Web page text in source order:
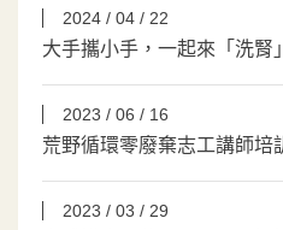
2024 / 04 / 22
大手攜小手，一起來「洗腎」
2023 / 06 / 16
荒野循環零廢棄志工講師培
2023 / 03 / 29